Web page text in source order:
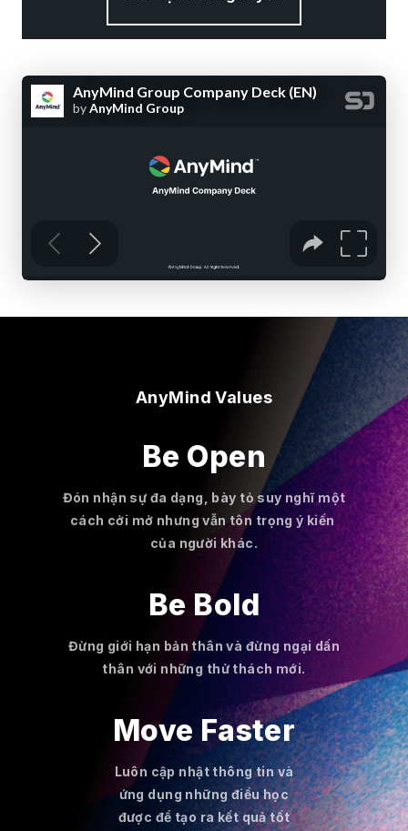
AnyMind Values
Be Open
Đón nhận sự đa dạng, bày tỏ suy nghĩ một
cách cởi mở nhưng vẫn tôn trọng ý kiến ​​
của người khác.
Be Bold
Đừng giới hạn bản thân và đừng ngại dấn
thân với những thử thách mới.
Move Faster
Luôn cập nhật thông tin và
ứng dụng những điều học
được để tạo ra kết quả tốt